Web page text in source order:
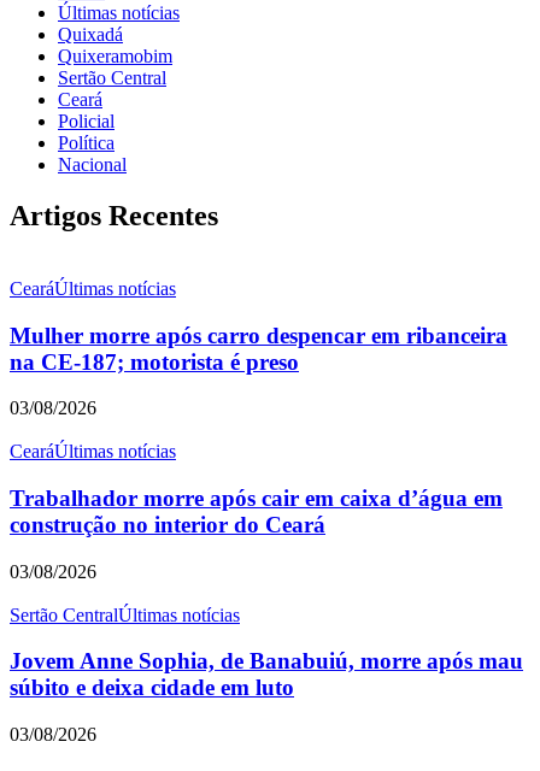
Últimas notícias
Quixadá
Quixeramobim
Sertão Central
Ceará
Policial
Política
Nacional
Artigos Recentes
CearáÚltimas notícias
Mulher morre após carro despencar em ribanceira
na CE-187; motorista é preso
03/08/2026
CearáÚltimas notícias
Trabalhador morre após cair em caixa d’água em
construção no interior do Ceará
03/08/2026
Sertão CentralÚltimas notícias
Jovem Anne Sophia, de Banabuiú, morre após mau
súbito e deixa cidade em luto
03/08/2026